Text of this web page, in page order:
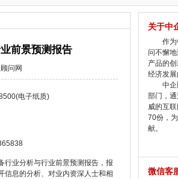
前景预测报告
问网
电子纸质)
行业分析与行业前景预测报告，报
信息的分析、对业内资深人士和相
关于中
作为中
问不懈
产品的
经济发展
中企顾
部门，
威的互
70份，
献。
微信客